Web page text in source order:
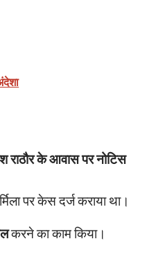
राठौर के आवास पर नोटिस
पर केस दर्ज कराया था।
करने का काम किया।